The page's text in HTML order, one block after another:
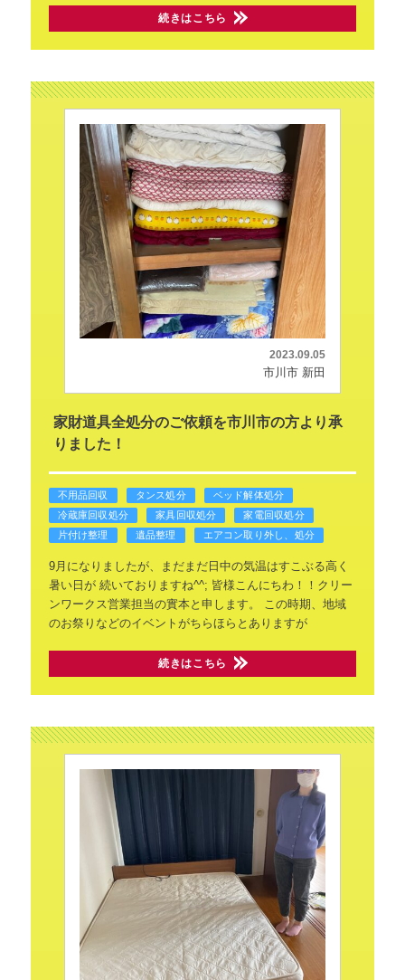
続きはこちら
2023.09.05
市川市 新田
家財道具全処分のご依頼を市川市の方より承
りました！
不用品回収 タンス処分
ベッド解体処分
冷蔵庫回収処分
家具回収処分
家電回収処分
片付け整理
遺品整理 エアコン取り外し、処分
9月になりましたが、まだまだ日中の気温はすこぶる高く
暑い日が続いておりますね^^; 皆様こんにちわ！！クリー
ンワークス営業担当の實本と申します。
この時期、地域
のお祭りなどのイベントがちらほらとありますが
続きはこちら